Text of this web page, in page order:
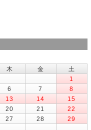
木 金
土
1
6 7
8
13 14
15
20 21
22
27 28
29